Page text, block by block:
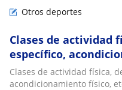
Otros deportes
Clases de actividad
específico,
Clases de actividad física,
acondicionamiento físico,